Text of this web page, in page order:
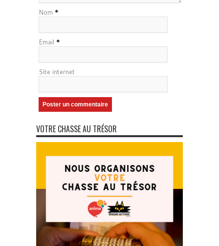
Nom *
Email *
Site internet
VOTRE CHASSE AU TRÉSOR